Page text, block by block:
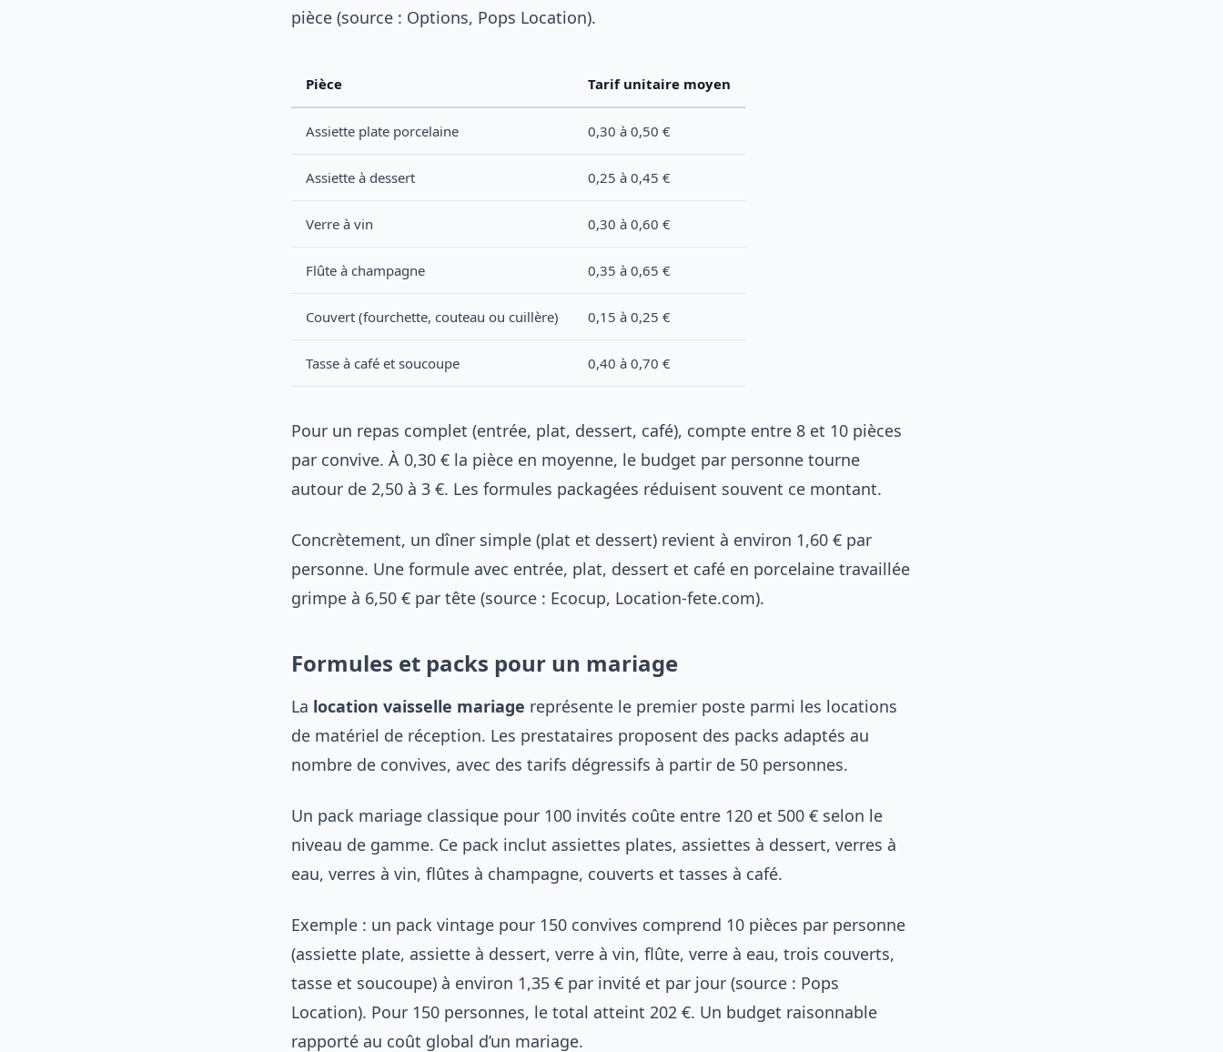
pièce (source : Options, Pops Location).
Pièce Tarif unitaire moyen
Assiette plate porcelaine 0,30 à 0,50 €
Assiette à dessert 0,25 à 0,45 €
Verre à vin 0,30 à 0,60 €
Flûte à champagne 0,35 à 0,65 €
Couvert (fourchette, couteau ou cuillère) 0,15 à 0,25 €
Tasse à café et soucoupe 0,40 à 0,70 €
Pour un repas complet (entrée, plat, dessert, café), compte entre 8 et 10 pièces
par convive. À 0,30 € la pièce en moyenne, le budget par personne tourne
autour de 2,50 à 3 €. Les formules packagées réduisent souvent ce montant.
Concrètement, un dîner simple (plat et dessert) revient à environ 1,60 € par
personne. Une formule avec entrée, plat, dessert et café en porcelaine travaillée
grimpe à 6,50 € par tête (source : Ecocup, Location-fete.com).
Formules et packs pour un mariage
La location vaisselle mariage représente le premier poste parmi les locations
de matériel de réception. Les prestataires proposent des packs adaptés au
nombre de convives, avec des tarifs dégressifs à partir de 50 personnes.
Un pack mariage classique pour 100 invités coûte entre 120 et 500 € selon le
niveau de gamme. Ce pack inclut assiettes plates, assiettes à dessert, verres à
eau, verres à vin, flûtes à champagne, couverts et tasses à café.
Exemple : un pack vintage pour 150 convives comprend 10 pièces par personne
(assiette plate, assiette à dessert, verre à vin, flûte, verre à eau, trois couverts,
tasse et soucoupe) à environ 1,35 € par invité et par jour (source : Pops
Location). Pour 150 personnes, le total atteint 202 €. Un budget raisonnable
rapporté au coût global d’un mariage.